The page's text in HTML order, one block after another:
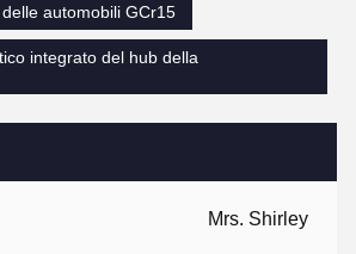
Mrs. Shirley
automobili GCr15
integrato del hub della